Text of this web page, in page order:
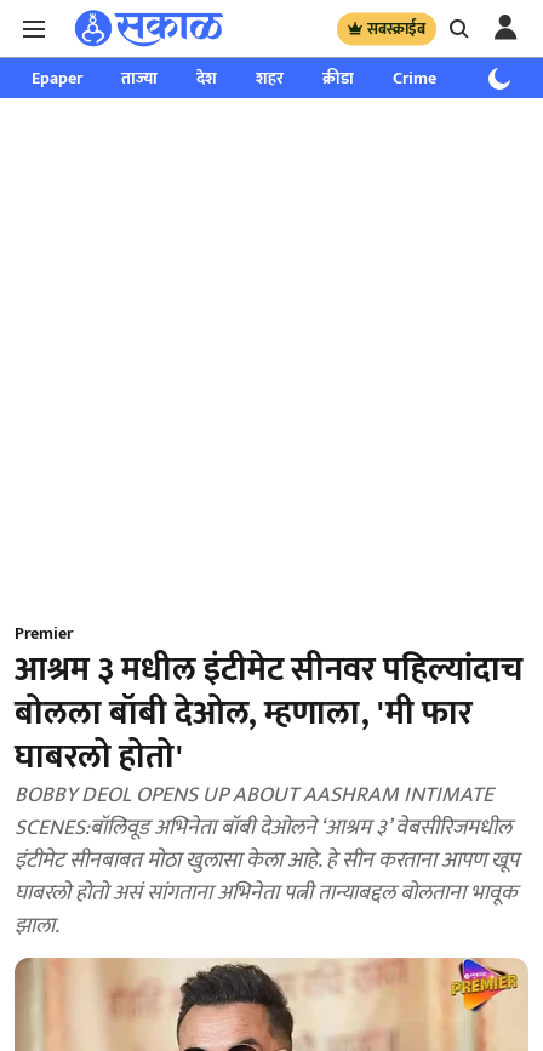
सबस्क्राईब
Epaper ताज्या देश शहर क्रीडा Crime साप्ताहिक
Premier
आश्रम ३ मधील इंटीमेट सीनवर पहिल्यांदाच
बोलला बॉबी देओल, म्हणाला, 'मी फार
घाबरलो होतो'
BOBBY DEOL OPENS UP ABOUT AASHRAM INTIMATE
SCENES:बॉलिवूड अभिनेता बॉबी देओलने ‘आश्रम ३’ वेबसीरिजमधील
इंटीमेट सीनबाबत मोठा खुलासा केला आहे. हे सीन करताना आपण खूप
घाबरलो होतो असं सांगताना अभिनेता पत्नी तान्याबद्दल बोलताना भावूक
झाला.